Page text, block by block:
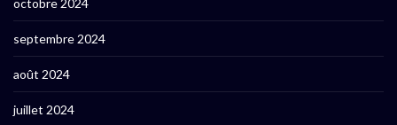
octobre 2024
septembre 2024
août 2024
juillet 2024